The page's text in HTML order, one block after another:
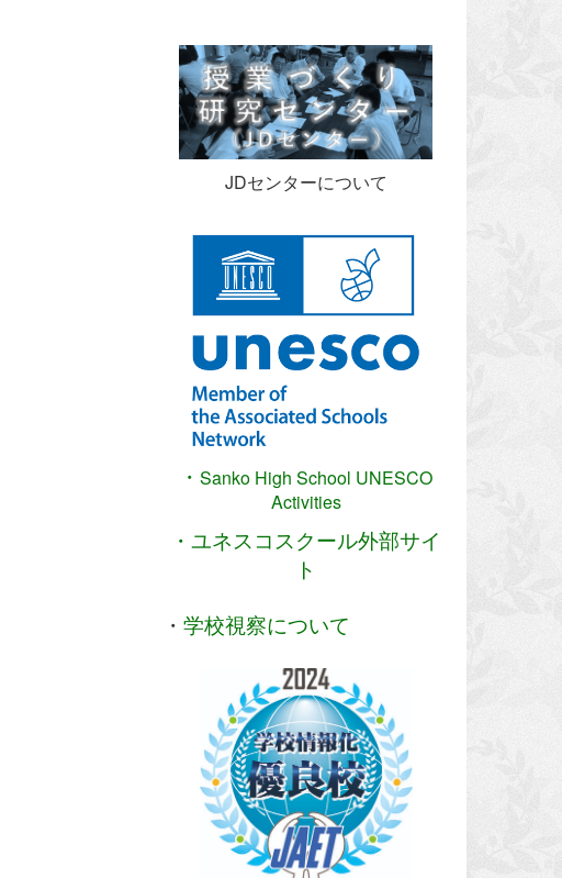
JDセンターについて
・Sanko High School UNESCO
Activities
・ユネスコスクール外部サイ
ト
・ 学校視察について